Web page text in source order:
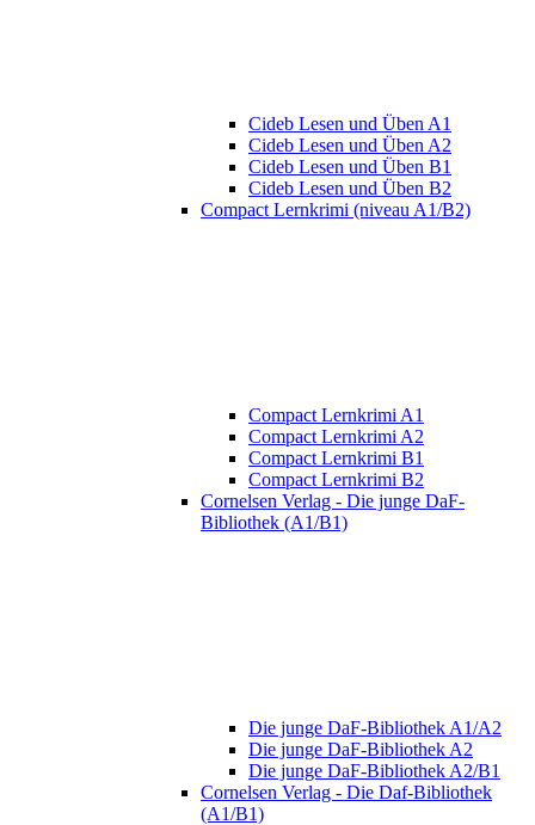
Cideb Lesen und Üben A1
Cideb Lesen und Üben A2
Cideb Lesen und Üben B1
Cideb Lesen und Üben B2
Compact Lernkrimi (niveau A1/B2)
Compact Lernkrimi A1
Compact Lernkrimi A2
Compact Lernkrimi B1
Compact Lernkrimi B2
Cornelsen Verlag - Die junge DaF-
Bibliothek (A1/B1)
Die junge DaF-Bibliothek A1/A2
Die junge DaF-Bibliothek A2
Die junge DaF-Bibliothek A2/B1
Cornelsen Verlag - Die Daf-Bibliothek
(A1/B1)